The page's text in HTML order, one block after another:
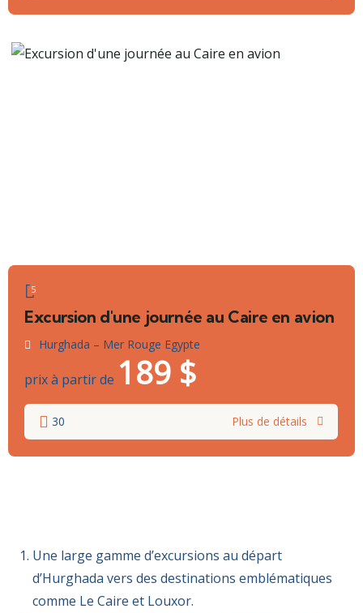
5
Excursion d'une journée au Caire en avion
Hurghada – Mer Rouge Egypte
prix à partir de 189 $
30 Plus de détails
Une large gamme d’excursions au départ
d’Hurghada vers des destinations emblématiques
comme Le Caire et Louxor.